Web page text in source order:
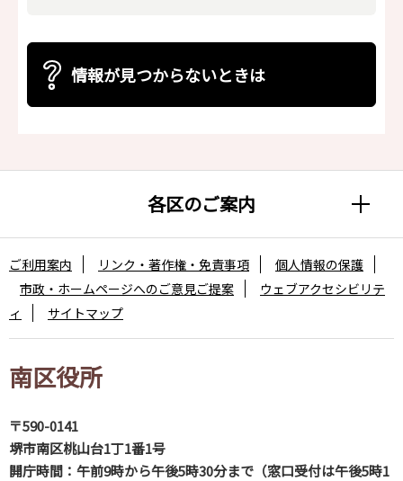
情報が見つからないときは
各区のご案内
南区役所
〒590-0141
堺市南区桃山台1丁1番1号
開庁時間：午前9時から午後5時30分まで（窓口受付は午後5時1
ご利用案内 リンク・著作権・免責事項
個人情報の保護
市政・ホームページへのご意見ご提案
ウェブアクセシビリテ
ィ
サイトマップ